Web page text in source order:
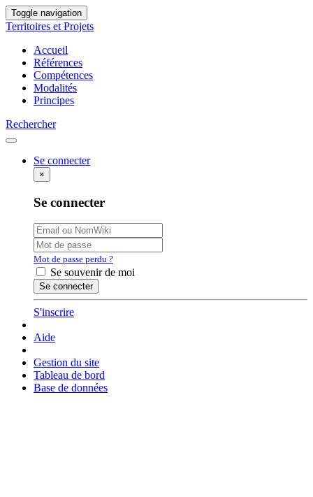
Toggle navigation
Territoires et Projets
Accueil
Références
Compétences
Modalités
Principes
Rechercher
Se connecter
×
Se connecter
Mot de passe perdu ?
Se souvenir de moi
S'inscrire
Aide
Gestion du site
Tableau de bord
Base de données